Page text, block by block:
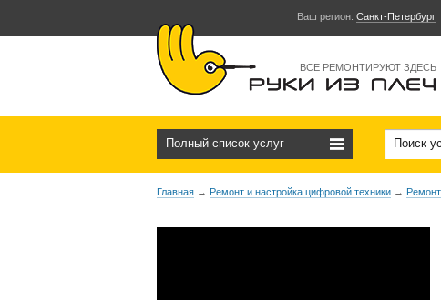
Ваш регион: Санкт-Петербург
ВСЕ РЕМОНТИРУЮТ ЗДЕСЬ
Полный список услуг Поиск
Главная → Ремонт и настройка цифровой техники →